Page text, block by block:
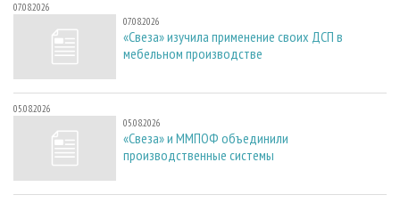
07.08.2026
07.08.2026
«Свеза» изучила применение своих ДСП в
мебельном производстве
05.08.2026
05.08.2026
«Свеза» и ММПОФ объединили
производственные системы